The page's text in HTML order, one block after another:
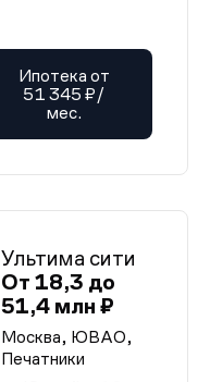
Ипотека от
51 345 ₽/
мес.
Ультима сити
От 18,3 до
51,4 млн ₽
Москва, ЮВАО,
Печатники